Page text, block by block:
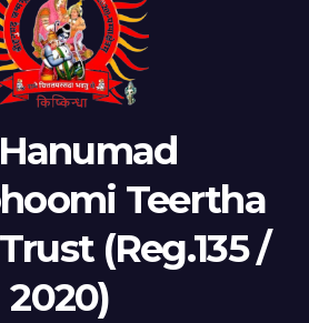
Teertha
(Reg.135 /
2020)